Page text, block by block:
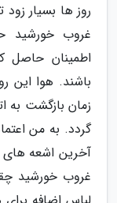
روز ها بسیار
غروب خورشید
اطمینان حاصل
باشند. هوا این
زمان بازگشت به
گردد. به من
آخرین اشعه های
غروب خورشید